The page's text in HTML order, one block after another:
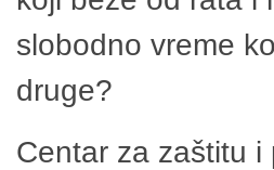
slobodno vreme
druge?
Centar za zaštitu